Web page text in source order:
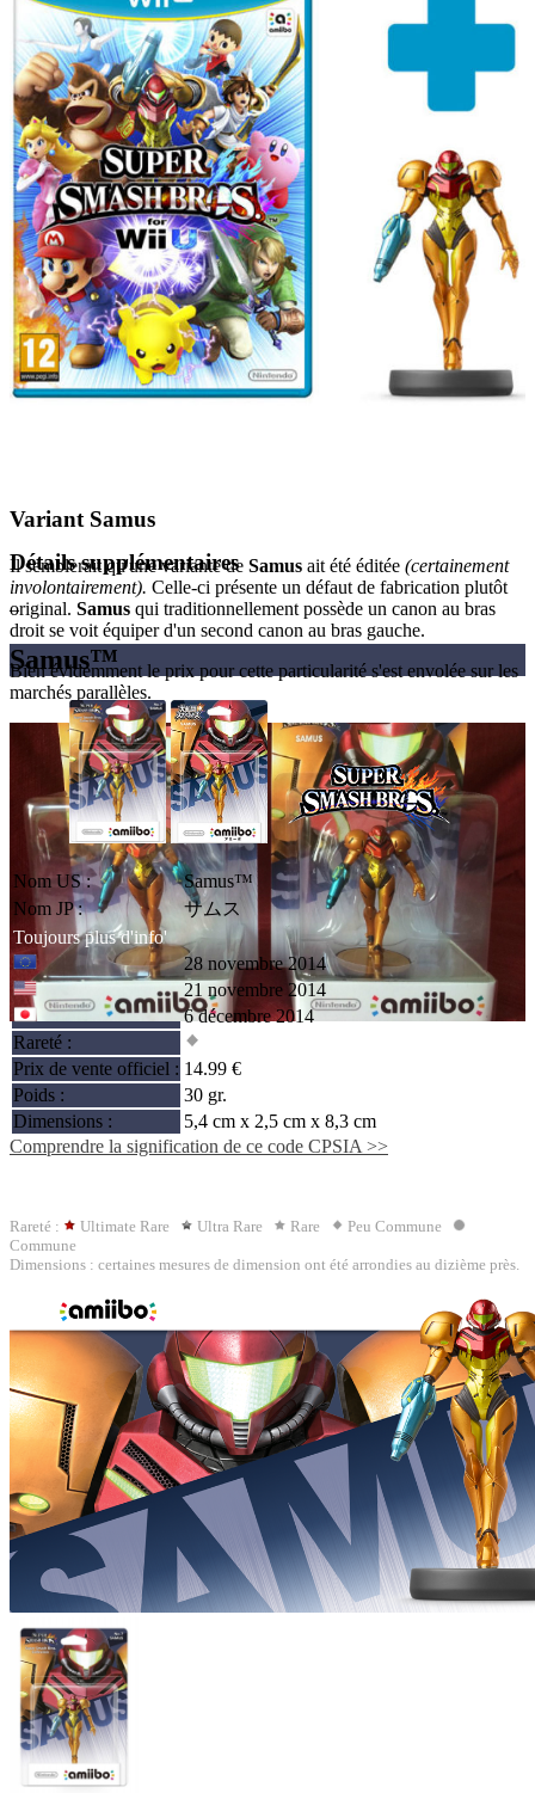
Variant Samus
Il semblerait qu'une variante de Samus ait été éditée (certainement
involontairement). Celle-ci présente un défaut de fabrication plutôt
original. Samus qui traditionnellement possède un canon au bras
droit se voit équiper d'un second canon au bras gauche.
Bien évidemment le prix pour cette particularité s'est envolée sur les
marchés parallèles.
Détails supplémentaires
–
Samus™
Nom US :
Samus™
Nom JP :
サムス
Toujours plus d'info'
28 novembre 2014
21 novembre 2014
6 décembre 2014
Rareté :
Prix de vente officiel : 14.99 €
Poids :
30 gr.
Dimensions :
5,4 cm x 2,5 cm x 8,3 cm
Comprendre la signification de ce code CPSIA >>
Rareté : Ultimate Rare Ultra Rare Rare
Peu Commune
Commune
Dimensions : certaines mesures de dimension ont été arrondies au dizième près.